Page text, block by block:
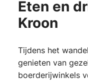
Eten en
Kroon
Tijdens het
genieten van
boerderijwinkels